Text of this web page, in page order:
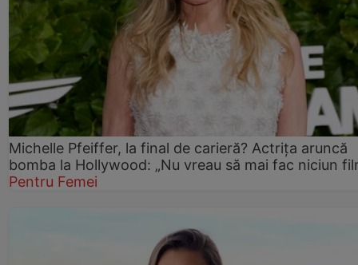
Michelle Pfeiffer, la final de carieră? Actrița aruncă
bomba la Hollywood: „Nu vreau să mai fac niciun
Pentru Femei